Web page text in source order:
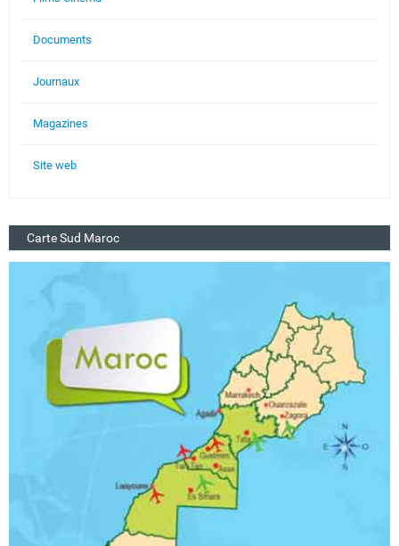
Documents
Journaux
Magazines
Site web
Carte Sud Maroc